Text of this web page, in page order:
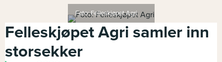
Foto: Felleskjøpet Agri
Felleskjøpet Agri samler inn
storsekker